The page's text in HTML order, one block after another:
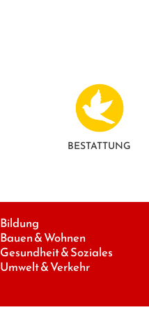
BESTATTUNG
Bildung
Bauen & Wohnen
Gesundheit & Soziales
Umwelt & Verkehr